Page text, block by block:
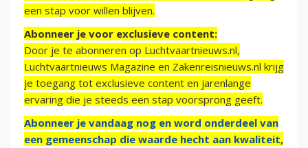
een stap voor willen blijven.
Abonneer je voor exclusieve content:
Door je te abonneren op Luchtvaartnieuws.nl,
Luchtvaartnieuws Magazine en Zakenreisnieuws.nl krijg
je toegang tot exclusieve content en jarenlange
ervaring die je steeds een stap voorsprong geeft.
Abonneer je vandaag nog en word onderdeel van
een gemeenschap die waarde hecht aan kwaliteit,